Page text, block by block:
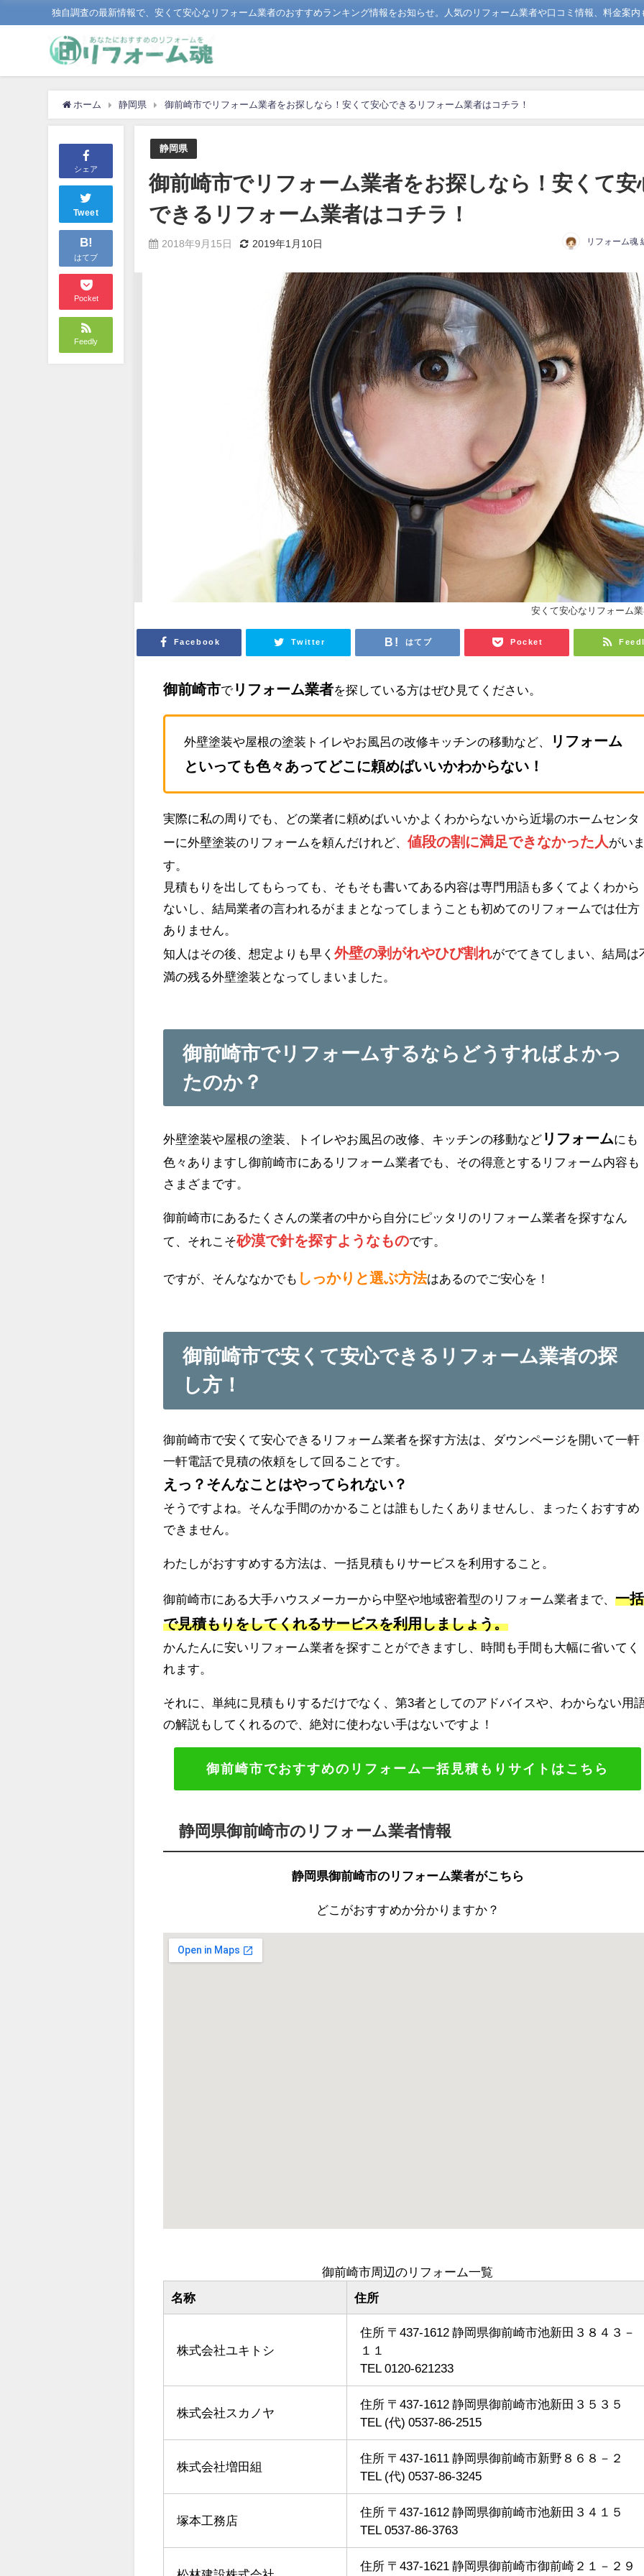
独自調査の最新情報で、安くて安心なリフォーム業者のおすすめランキング情報をお知らせ。人気のリフォーム業者や口コミ情報、料金案
ホーム 静岡県 御前崎市でリフォーム業者をお探しなら！安くて安心できるリフォーム業者はコチラ！
シェア
Tweet
B!
はてブ
Pocket
Feedly
静岡県
御前崎市でリフォーム業者をお探しなら！安くて安
できるリフォーム業者はコチラ！
2018年9月15日 2019年1月10日 リフォーム魂
安くて安心なリフォーム
Facebook Twitter はてブ Pocket
御前崎市でリフォーム業者を探している方はぜひ見てください。
外壁塗装や屋根の塗装トイレやお風呂の改修キッチンの移動など、
リフォーム
といっても色々あってどこに頼めばいいかわからない！
実際に私の周りでも、どの業者に頼めばいいかよくわからないから近場のホームセンタ
ーに外壁塗装のリフォームを頼んだけれど、値段の割に満足できなかった人 がい
す。
見積もりを出してもらっても、そもそも書いてある内容は専門用語も多くてよくわから
ないし、結局業者の言われるがままとなってしまうことも初めてのリフォームでは仕方
ありません。
知人はその後、想定よりも早く外壁の剥がれやひび割れがでてきてしまい、結局は
満の残る外壁塗装となってしまいました。
御前崎市でリフォームするならどうすればよかっ
たのか？
外壁塗装や屋根の塗装、トイレやお風呂の改修、キッチンの移動など リフォームにも
色々ありますし御前崎市にあるリフォーム業者でも、その得意とするリフォーム内容も
さまざまです。
御前崎市にあるたくさんの業者の中から自分にピッタリのリフォーム業者を探すなん
て、それこそ砂漠で針を探すようなものです。
ですが、そんななかでも しっかりと選ぶ方法はあるのでご安心を！
御前崎市で安くて安心できるリフォーム業者の探
し方！
御前崎市で安くて安心できるリフォーム業者を探す方法は、ダウンページを開いて一軒
一軒電話で見積の依頼をして回ることです。
えっ？そんなことはやってられない？
そうですよね。そんな手間のかかることは誰もしたくありませんし、まったくおすすめ
できません。
わたしがおすすめする方法は、一括見積もりサービスを利用すること。
御前崎市にある大手ハウスメーカーから中堅や地域密着型のリフォーム業者まで、一括
で見積もりをしてくれるサービスを利用しましょう。
かんたんに安いリフォーム業者を探すことができますし、時間も手間も大幅に省いてく
れます。
それに、単純に見積もりするだけでなく、第3者としてのアドバイスや、わからない用
の解説もしてくれるので、絶対に使わない手はないですよ！
御前崎市でおすすめのリフォーム一括見積もりサイトはこちら
静岡県御前崎市のリフォーム業者情報
静岡県御前崎市のリフォーム業者がこちら
どこがおすすめか分かりますか？
御前崎市周辺のリフォーム一覧
名称 住所
株式会社ユキトシ
住所 〒437-1612 静岡県御前崎市池新田３８４３－
１１
TEL 0120-621233
株式会社スカノヤ
住所 〒437-1612 静岡県御前崎市池新田３５３５
TEL (代) 0537-86-2515
株式会社増田組
住所 〒437-1611 静岡県御前崎市新野８６８－２
TEL (代) 0537-86-3245
塚本工務店
住所 〒437-1612 静岡県御前崎市池新田３４１５
TEL 0537-86-3763
住所 〒437-1621 静岡県御前崎市御前崎２１－２９